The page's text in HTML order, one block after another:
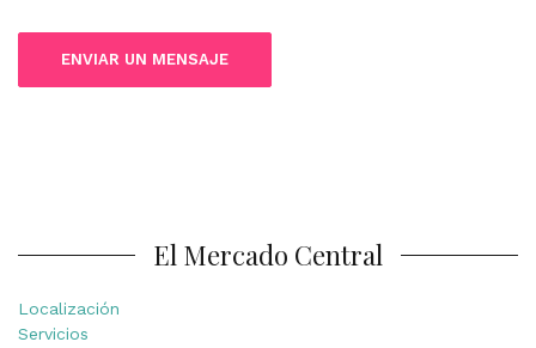
El Mercado Central
Localización
Servicios